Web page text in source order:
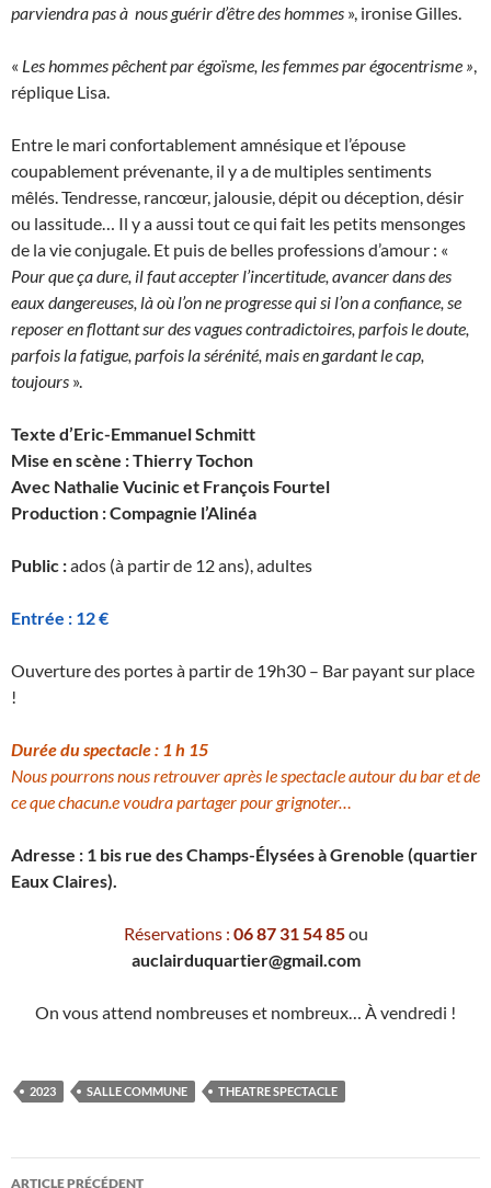
parviendra pas à nous guérir d’être des hommes », ironise Gilles.
« Les hommes pêchent par égoïsme, les femmes par égocentrisme »
réplique Lisa.
Entre le mari confortablement amnésique et l’épouse
coupablement prévenante, il y a de multiples sentiments
mêlés. Tendresse, rancœur, jalousie, dépit ou déception, désir
ou lassitude… Il y a aussi tout ce qui fait les petits mensonges
de la vie conjugale. Et puis de belles professions d’amour : «
Pour que ça dure, il faut accepter l’incertitude, avancer dans des
eaux dangereuses, là où l’on ne progresse qui si l’on a confiance, se
reposer en flottant sur des vagues contradictoires, parfois le doute,
parfois la fatigue, parfois la sérénité, mais en gardant le cap,
toujours ».
Texte d’Eric-Emmanuel Schmitt
Mise en scène : Thierry Tochon
Avec Nathalie Vucinic et François Fourtel
Production : Compagnie l’Alinéa
Public :ados (à partir de 12 ans), adultes
Entrée : 12 €
Ouverture des portes à partir de 19h30 – Bar payant sur place
!
Duréedu spectacle : 1 h 15
Nous pourrons nous retrouver après le spectacle autour du bar et de
ce que chacun.e voudra partager pour grignoter…
Adresse : 1 bis rue des Champs-Élysées à Grenoble (quartier
Eaux Claires).
Réservations : 06 87 31 54 85ou
auclairduquartier@gmail.com
On vous attend nombreuses et nombreux… À vendredi !
2023 SALLE COMMUNE THEATRE SPECTACLE
Navigation
ARTICLE PRÉCÉDENT